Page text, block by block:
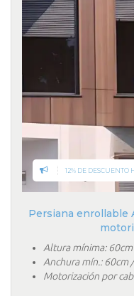
12% DE DESCUENTO
Persiana enrollable
Altura mínima:
Anchura mín.: 60cm
Motorización por